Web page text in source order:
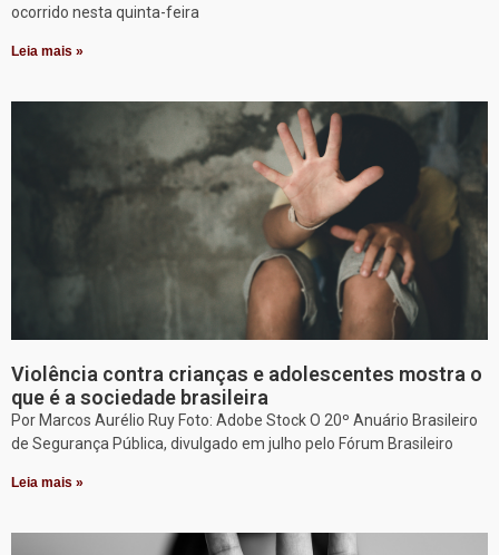
ocorrido nesta quinta-feira
Leia mais »
Violência contra crianças e adolescentes mostra o
que é a sociedade brasileira
Por Marcos Aurélio Ruy Foto: Adobe Stock O 20º Anuário Brasileiro
de Segurança Pública, divulgado em julho pelo Fórum Brasileiro
Leia mais »